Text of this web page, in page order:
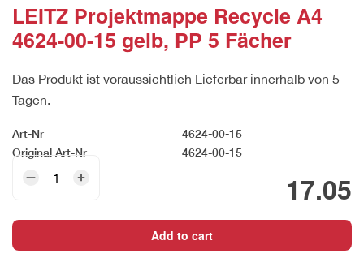
LEITZ Projektmappe Recycle A4
4624-00-15 gelb, PP 5 Fächer
Das Produkt ist voraussichtlich Lieferbar innerhalb von 5
Tagen.
Art-Nr
4624-00-15
Original Art-Nr
4624-00-15
17.05
Projektmappe
A4
4624-
Add to cart